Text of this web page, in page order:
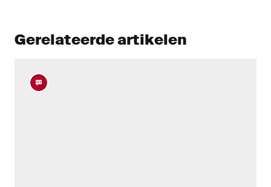
Gerelateerde artikelen